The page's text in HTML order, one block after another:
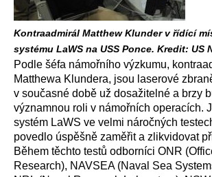
Kontraadmirál Matthew Klunder v řídící
systému LaWS na USS Ponce. Kredit: US
Podle šéfa námořního výzkumu,
Matthewa Klundera, jsou laserové
v současné době už dosažitelné a brzy
významnou roli v námořních operacích.
systém LaWS ve velmi náročných
povedlo úspěšně zaměřit a zlikvidovat
Během těchto testů odborníci ONR
Research), NAVSEA (Naval Sea